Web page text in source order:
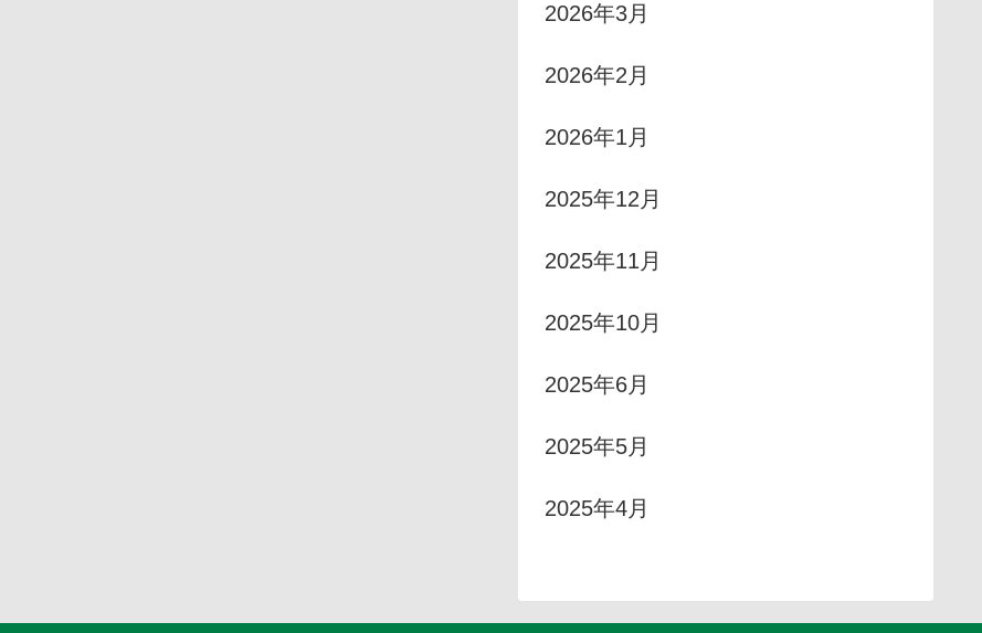
2026年3月
2026年2月
2026年1月
2025年12月
2025年11月
2025年10月
2025年6月
2025年5月
2025年4月